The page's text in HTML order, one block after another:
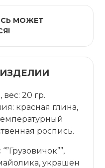
МОЖЕТ
вес: 20 гр.
красная глина,
роспись.
украшен